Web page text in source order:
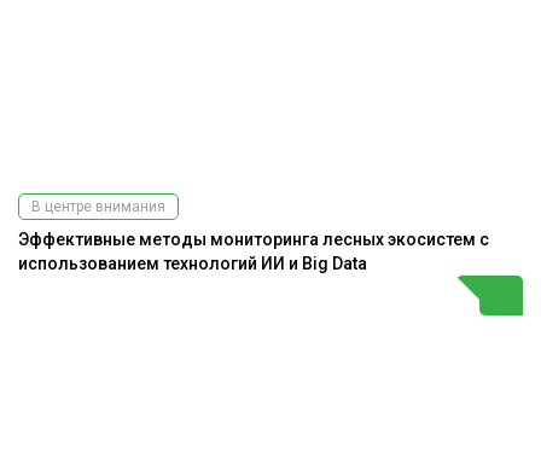
В центре внимания
Эффективные методы мониторинга лесных экосистем с
использованием технологий ИИ и Big Data